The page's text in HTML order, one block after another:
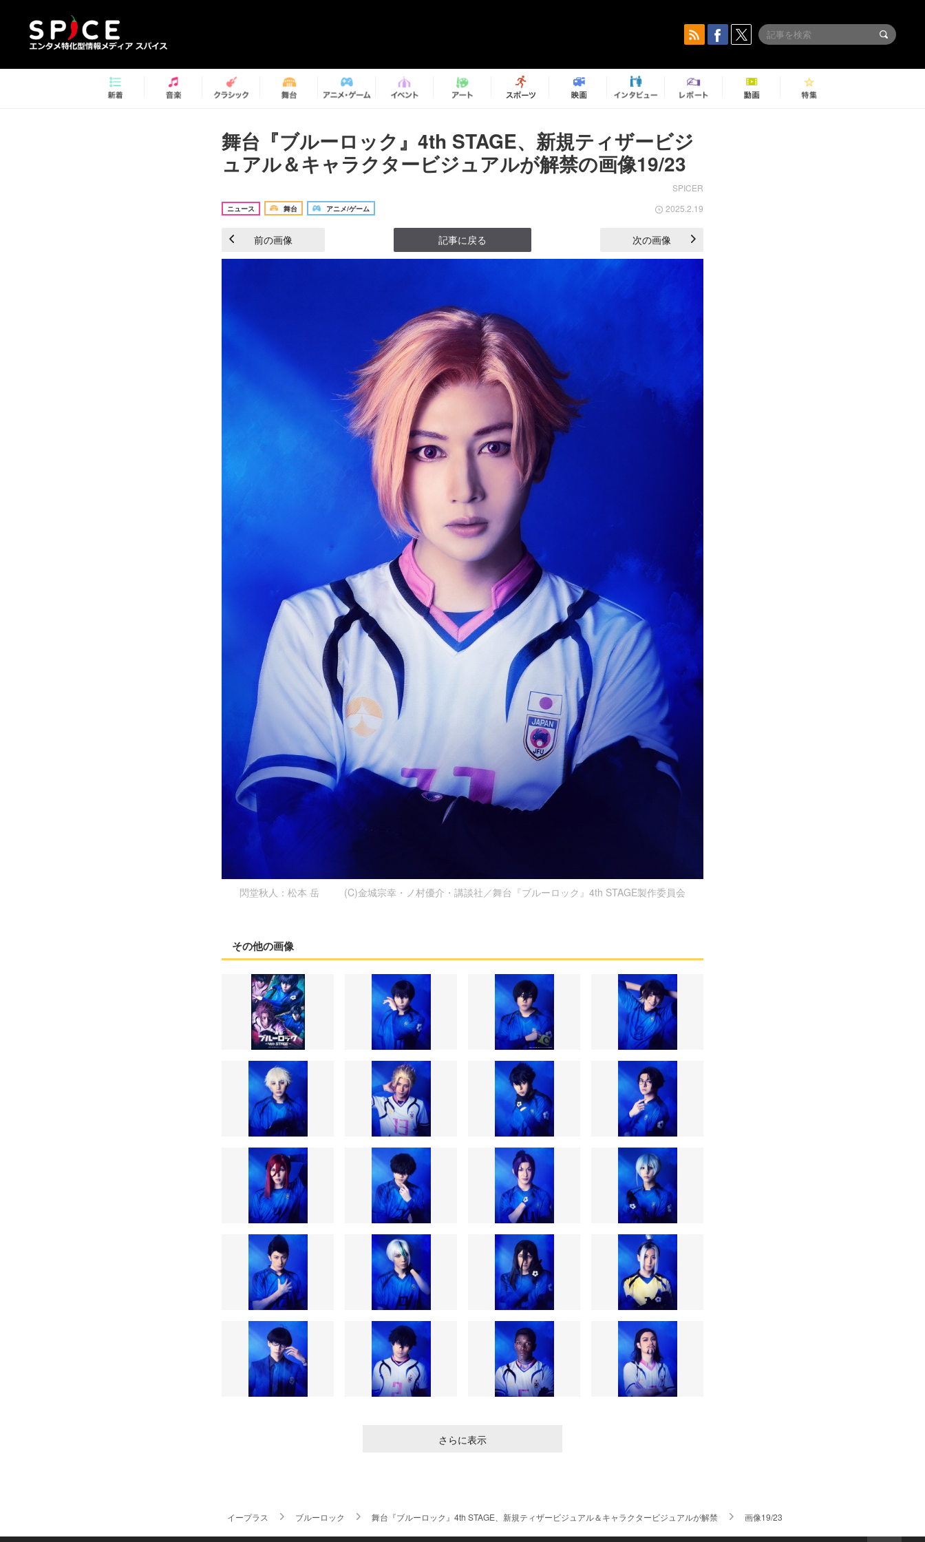
舞台『ブルーロック』4th STAGE、新規ティザービジ
ュアル＆キャラクタービジュアルが解禁の画像19/23
SPICER
ニュース 舞台 アニメ/ゲーム 2025.2.19
前の画像 記事に戻る 次の画像
閃堂秋人：松本 岳 (C)金城宗幸・ノ村優介・講談社／舞台『ブルーロック』4th STAGE製作委員会
その他の画像
さらに表示
イープラス ブルーロック 舞台『ブルーロック』4th STAGE、新規ティザービジュアル＆キャラクタービジュアルが解禁 画像19/23